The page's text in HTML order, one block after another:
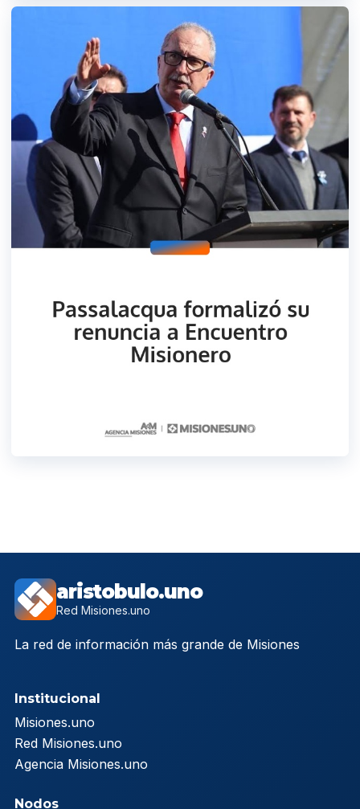
aristobulo.uno
Red Misiones.uno
La red de información más grande de Misiones
Institucional
Misiones.uno
Red Misiones.uno
Agencia Misiones.uno
Nodos